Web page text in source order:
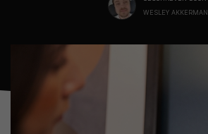
WESLEY AKKERMAN